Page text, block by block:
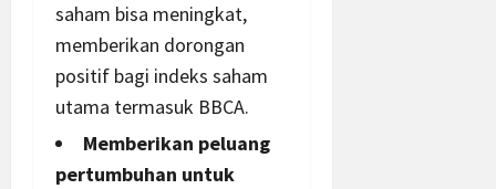
saham bisa meningkat,
memberikan dorongan
positif bagi indeks saham
utama termasuk BBCA.
Memberikan peluang
pertumbuhan untuk